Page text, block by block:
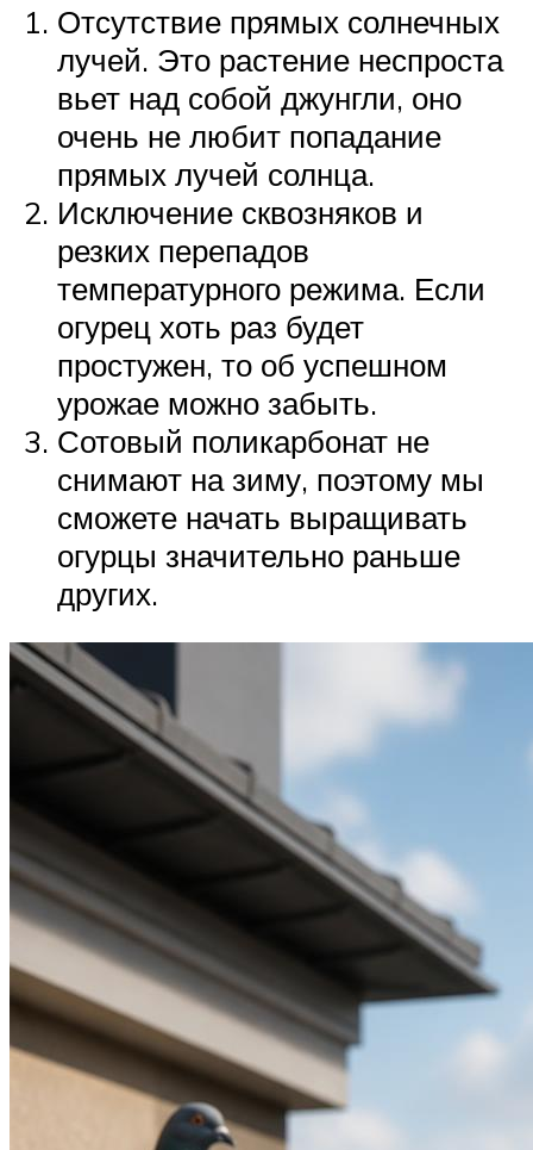
Отсутствие прямых солнечных
лучей. Это растение неспроста
вьет над собой джунгли, оно
очень не любит попадание
прямых лучей солнца.
Исключение сквозняков и
резких перепадов
температурного режима. Если
огурец хоть раз будет
простужен, то об успешном
урожае можно забыть.
Сотовый поликарбонат не
снимают на зиму, поэтому мы
сможете начать выращивать
огурцы значительно раньше
других.